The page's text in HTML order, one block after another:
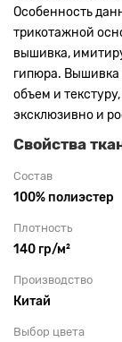
Особенность
трикотажной
вышивка,
гипюра. Вышивка
объем и
эксклюзивно и
Свойства
Состав
100% полиэстер
Плотность
140 гр/м²
Производство
Китай
Выбор цвета